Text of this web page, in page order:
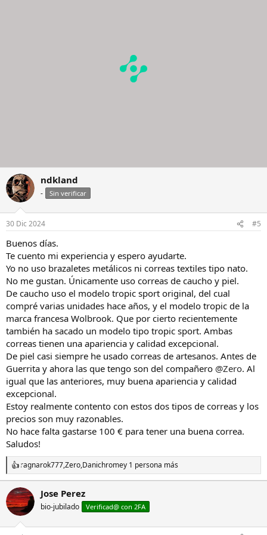
ndkland
- Sin verificar
30 Dic 2024 #5
Buenos días.
Te cuento mi experiencia y espero ayudarte.
Yo no uso brazaletes metálicos ni correas textiles tipo nato.
No me gustan. Únicamente uso correas de caucho y piel.
De caucho uso el modelo tropic sport original, del cual
compré varias unidades hace años, y el modelo tropic de la
marca francesa Wolbrook. Que por cierto recientemente
también ha sacado un modelo tipo tropic sport. Ambas
correas tienen una apariencia y calidad excepcional.
De piel casi siempre he usado correas de artesanos. Antes de
Guerrita y ahora las que tengo son del compañero @Zero. Al
igual que las anteriores, muy buena apariencia y calidad
excepcional.
Estoy realmente contento con estos dos tipos de correas y los
precios son muy razonables.
No hace falta gastarse 100 € para tener una buena correa.
Saludos!
R
e
a
c
c
o
ragnarok777,Zero,Danichromey 1 persona más
Jose Perez
bio-jubilado Verificad@ con 2FA